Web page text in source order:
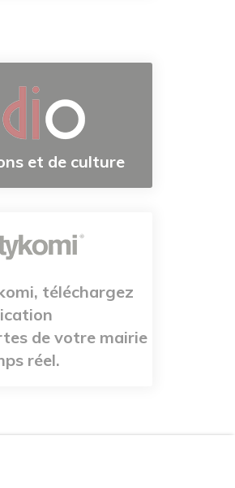
et de culture
téléchargez
de votre mairie
réel.